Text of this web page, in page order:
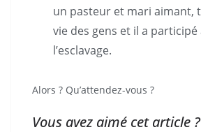
un pasteur et mari aimant,
vie des gens et il a participé
l’esclavage.
Alors ? Qu’attendez-vous ?
Vous avez aimé cet article ?